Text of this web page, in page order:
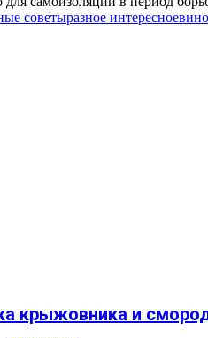
советыразное интересное
крыжовника и